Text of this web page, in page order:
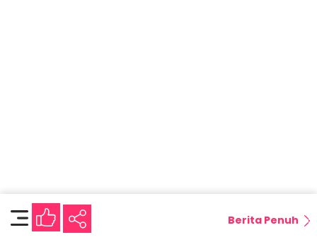
Berita Penuh